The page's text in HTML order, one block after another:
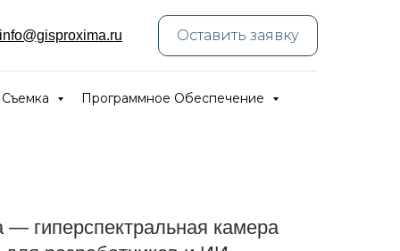
info@gisproxima.ru Оставить заявку
Программное Обеспечение
— гиперспектральная камера